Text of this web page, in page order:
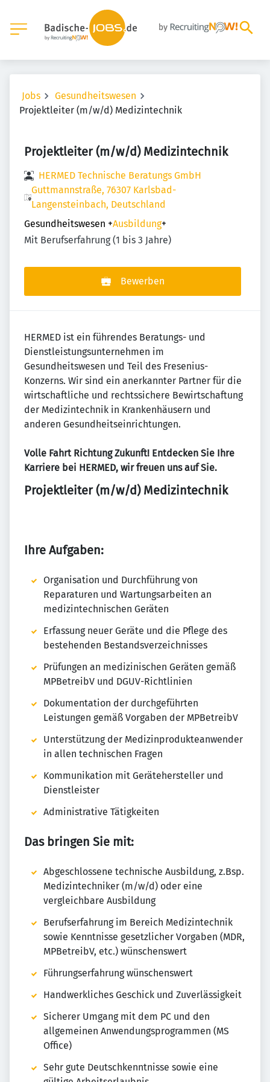
Jobs
Gesundheitswesen
Projektleiter (m/w/d) Medizintechnik
Projektleiter (m/w/d) Medizintechnik
HERMED Technische Beratungs GmbH
Guttmannstraße, 76307 Karlsbad-
Langensteinbach, Deutschland
Gesundheitswesen +Ausbildung+
Mit Berufserfahrung (1 bis 3 Jahre)
Bewerben
HERMED ist ein führendes Beratungs- und
Dienstleistungsunternehmen im
Gesundheitswesen und Teil des Fresenius-
Konzerns. Wir sind ein anerkannter Partner für die
wirtschaftliche und rechtssichere Bewirtschaftung
der Medizintechnik in Krankenhäusern und
anderen Gesundheitseinrichtungen.
Volle Fahrt Richtung Zukunft! Entdecken Sie Ihre
Karriere bei HERMED, wir freuen uns auf Sie.
Projektleiter (m/w/d) Medizintechnik
Ihre Aufgaben:
Organisation und Durchführung von
Reparaturen und Wartungsarbeiten an
medizintechnischen Geräten
Erfassung neuer Geräte und die Pflege des
bestehenden Bestandsverzeichnisses
Prüfungen an medizinischen Geräten gemäß
MPBetreibV und DGUV-Richtlinien
Dokumentation der durchgeführten
Leistungen gemäß Vorgaben der MPBetreibV
Unterstützung der Medizinprodukteanwender
in allen technischen Fragen
Kommunikation mit Gerätehersteller und
Dienstleister
Administrative Tätigkeiten
Das bringen Sie mit:
Abgeschlossene technische Ausbildung, z.Bsp.
Medizintechniker (m/w/d) oder eine
vergleichbare Ausbildung
Berufserfahrung im Bereich Medizintechnik
sowie Kenntnisse gesetzlicher Vorgaben (MDR,
MPBetreibV, etc.) wünschenswert
Führungserfahrung wünschenswert
Handwerkliches Geschick und Zuverlässigkeit
Sicherer Umgang mit dem PC und den
allgemeinen Anwendungsprogrammen (MS
Office)
Sehr gute Deutschkenntnisse sowie eine